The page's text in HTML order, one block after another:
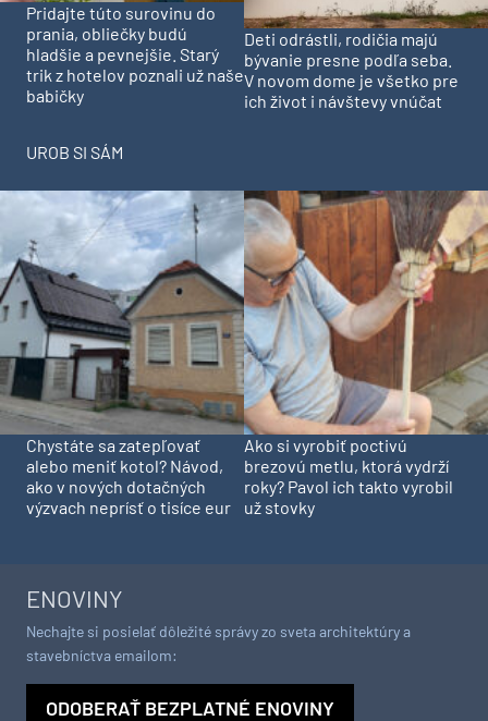
Pridajte túto surovinu do
prania, obliečky budú
hladšie a pevnejšie. Starý
trik z hotelov poznali už naše
babičky
Deti odrástli, rodičia majú
bývanie presne podľa seba.
V novom dome je všetko pre
ich život i návštevy vnúčat
UROB SI SÁM
Chystáte sa zatepľovať
alebo meniť kotol? Návod,
ako v nových dotačných
výzvach neprísť o tisíce eur
Ako si vyrobiť poctivú
brezovú metlu, ktorá vydrží
roky? Pavol ich takto vyrobil
už stovky
ENOVINY
Nechajte si posielať dôležité správy zo sveta architektúry a
stavebníctva emailom:
ODOBERAŤ BEZPLATNÉ ENOVINY